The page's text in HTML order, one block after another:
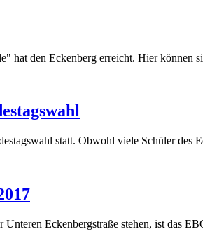
hat den Eckenberg erreicht. Hier können
statt. Obwohl viele Schüler des
Eckenbergstraße stehen, ist das